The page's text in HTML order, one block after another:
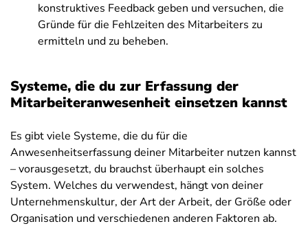
konstruktives Feedback geben und versuchen, die
Gründe für die Fehlzeiten des Mitarbeiters zu
ermitteln und zu beheben.
Systeme, die du zur Erfassung der
Mitarbeiteranwesenheit einsetzen kannst
Es gibt viele Systeme, die du für die
Anwesenheitserfassung deiner Mitarbeiter nutzen kannst
– vorausgesetzt, du brauchst überhaupt ein solches
System. Welches du verwendest, hängt von deiner
Unternehmenskultur, der Art der Arbeit, der Größe oder
Organisation und verschiedenen anderen Faktoren ab.